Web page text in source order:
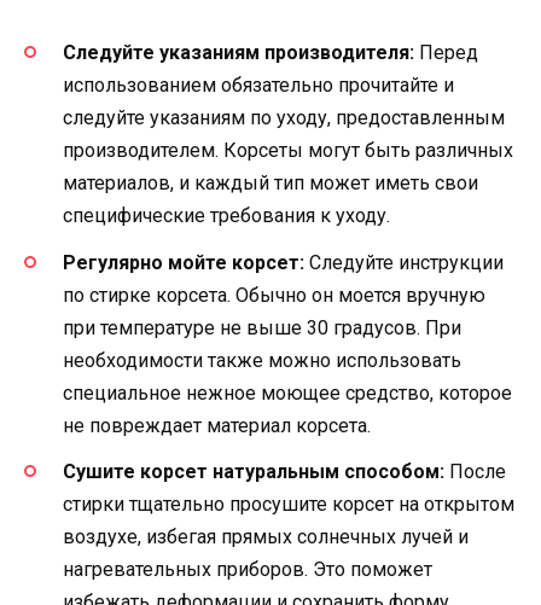
Следуйте указаниям производителя: Перед
использованием обязательно прочитайте и
следуйте указаниям по уходу, предоставленным
производителем. Корсеты могут быть различных
материалов, и каждый тип может иметь свои
специфические требования к уходу.
Регулярно мойте корсет: Следуйте инструкции
по стирке корсета. Обычно он моется вручную
при температуре не выше 30 градусов. При
необходимости также можно использовать
специальное нежное моющее средство, которое
не повреждает материал корсета.
Сушите корсет натуральным способом: После
стирки тщательно просушите корсет на открытом
воздухе, избегая прямых солнечных лучей и
нагревательных приборов. Это поможет